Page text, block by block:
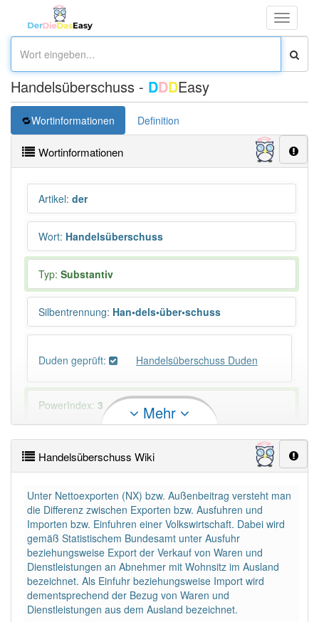
Toggle
Handelsüberschuss - DDDEasy
Wortinformationen Definition
Wortinformationen
Artikel: der
Wort: Handelsüberschuss
Typ: Substantiv
Silbentrennung: Han•dels•über•schuss
Duden geprüft: Handelsüberschuss Duden
PowerIndex: 3
Häufigkeit: 4 von 10
Wörter mit Endung-handelsüberschussaber mit
einem anderen Artikel der: 0
93% unserer Spielapp-Nutzer haben den Artikel
korrekt erraten.
Mehr
Handelsüberschuss Wiki
Unter Nettoexporten (NX) bzw. Außenbeitrag versteht man
die Differenz zwischen Exporten bzw. Ausfuhren und
Importen bzw. Einfuhren einer Volkswirtschaft. Dabei wird
gemäß Statistischem Bundesamt unter Ausfuhr
beziehungsweise Export der Verkauf von Waren und
Dienstleistungen an Abnehmer mit Wohnsitz im Ausland
bezeichnet. Als Einfuhr beziehungsweise Import wird
dementsprechend der Bezug von Waren und
Dienstleistungen aus dem Ausland bezeichnet.